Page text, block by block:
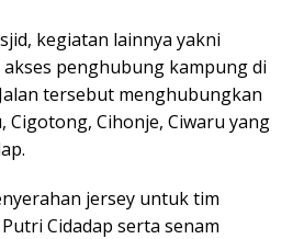
kegiatan lainnya yakni
penghubung kampung di
tersebut menghubungkan
Cigotong, Cihonje, Ciwaru yang
jersey untuk tim
Cidadap serta senam